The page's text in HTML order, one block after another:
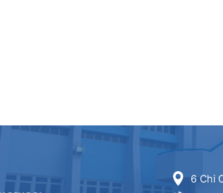
6 Chi